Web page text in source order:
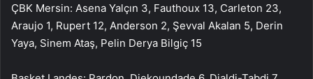
ÇBK Mersin: Asena Yalçın 3, Fauthoux 13, Carleton 23,
Araujo 1, Rupert 12, Anderson 2, Şevval Akalan 5, Derin
Yaya, Sinem Ataş, Pelin Derya Bilgiç 15